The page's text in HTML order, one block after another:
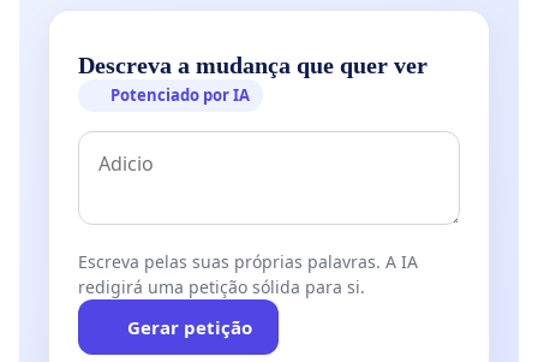
Descreva a mudança que quer ver
Potenciado por IA
Escreva pelas suas próprias palavras. A IA
redigirá uma petição sólida para si.
Gerar petição